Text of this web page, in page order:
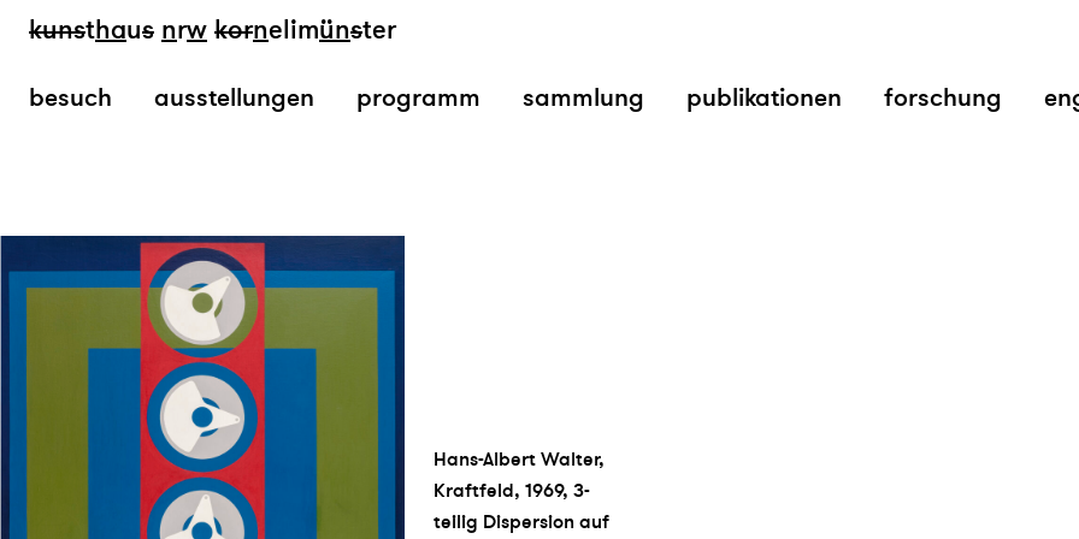
kunsthaus nrw kornelimünster
besuch ausstellungen programm sammlung publikationen forschung
Hans-Albert Walter,
Kraftfeld, 1969, 3-
teilig Dispersion auf